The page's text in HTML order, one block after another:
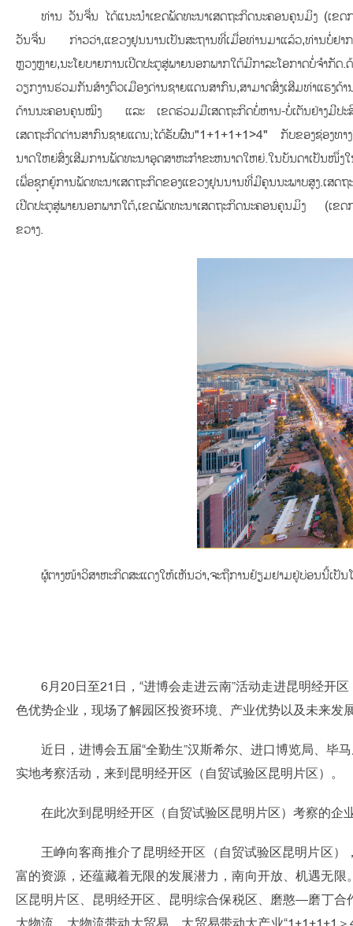
ທ່ານ ວັນຈື່ນ ໄດ້ແນະນຳເຂດພັດທະນາເສດຖະກິດນະຄອນຄຸນມິງ (ເຂ
ວັນຈື່ນ ກ່າວວ່າ,ແຂວງຢຸນນານເປັນສະຖານທີ່ເມື່ອທ່ານມາແລ້ວ,ທ່ານບໍ່ຢ
ຫຼວງຫຼາຍ,ນະໂຍບາຍການເປີດປະຕູສູ່ພາຍນອກພາກໃຕ້ມີກາລະໂອກາດບໍ່ຈຳ
ວຽກງານຮ່ວມກັນສ້າງຕົວເມືອງດ່ານຊາຍແດນສາກົນ,ສາມາດສົ່ງເສີມທ່າແຮ
ດ້ານນະຄອນຄຸນໝິງ ແລະ ເຂດຮ່ວມມືເສດຖະກິດບໍ່ຫານ-ບໍ່ເຕັນຢ່າງມີປະສິ
ເສດຖະກິດດ່ານສາກົນຊາຍແດນ;ໄດ້ຮັບຜົນ"1+1+1+1>4" ກັບຂອງຊ່ອງທ
ນາດໃຫຍ່ສົ່ງເສີມການພັດທະນາອຸດສາຫະກໍາຂະຫນາດໃຫຍ່.ໃນບັນດາເປັນໜຶ່
ເພື່ອຊຸກຍູ້ການພັດທະນາເສດຖະກິດຂອງແຂວງຢຸນນານທີ່ມີຄຸນນະພາບສູງ.ເສດ
ເປີດປະຕູສູ່ພາຍນອກພາກໃຕ້,ເຂດພັດທະນາເສດຖະກິດນະຄອນຄຸນມິງ (ເຂດ
ຂວາງ.
ຜູ້ຕາງໜ້າວິສາຫະກິດສະແດງໃຫ້ເຫັນວ່າ,ຈະຖືການຢ້ຽມຢາມຢູ່ບ່ອນນີ້ເ
6月20日至21日，“进博会走进云南”活动走进昆明经开
色优势企业，现场了解园区投资环境、产业优势以及未来
近日，进博会五届“全勤生”汉斯希尔、进口博览局、毕
实地考察活动，来到昆明经开区（自贸试验区昆明片区）。
在此次到昆明经开区（自贸试验区昆明片区）考察的企
王峥向客商推介了昆明经开区（自贸试验区昆明片区
富的资源，还蕴藏着无限的发展潜力，南向开放、机遇无
区昆明片区、昆明经开区、昆明综合保税区、磨憨—磨丁合